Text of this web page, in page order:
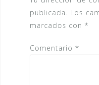
publicada. Los
marcados con *
Comentario *